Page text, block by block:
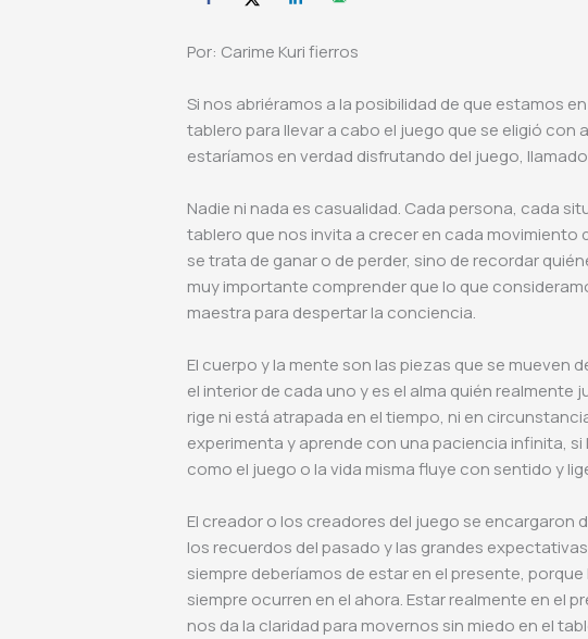
Por: Carime Kuri fierros
Si nos abriéramos a la posibilidad de que estamos
tablero para llevar a cabo el juego que se eligió
estaríamos en verdad disfrutando del juego,
Nadie ni nada es casualidad. Cada persona, cada
tablero que nos invita a crecer en cada movimiento
se trata de ganar o de perder, sino de recordar
muy importante comprender que lo que
maestra para despertar la conciencia.
El cuerpo y la mente son las piezas que se mueven
el interior de cada uno y es el alma quién realmente
rige ni está atrapada en el tiempo, ni en
experimenta y aprende con una paciencia infinita,
como el juego o la vida misma fluye con sentido y
El creador o los creadores del juego se
los recuerdos del pasado y las grandes
siempre deberíamos de estar en el presente,
siempre ocurren en el ahora. Estar realmente en el
nos da la claridad para movernos sin miedo en el